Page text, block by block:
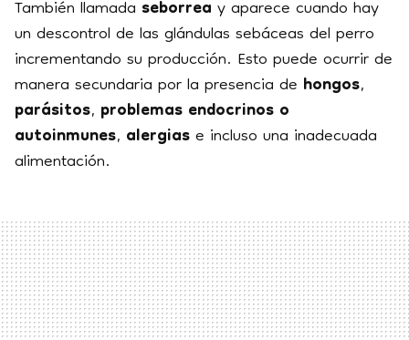
También llamadaseborreay aparece cuando hay
un descontrol de las glándulas sebáceas del perro
incrementando su producción. Esto puede ocurrir de
manera secundaria por la presencia dehongos,
parásitos,problemas endocrinos o
autoinmunes,alergiase incluso una inadecuada
alimentación.